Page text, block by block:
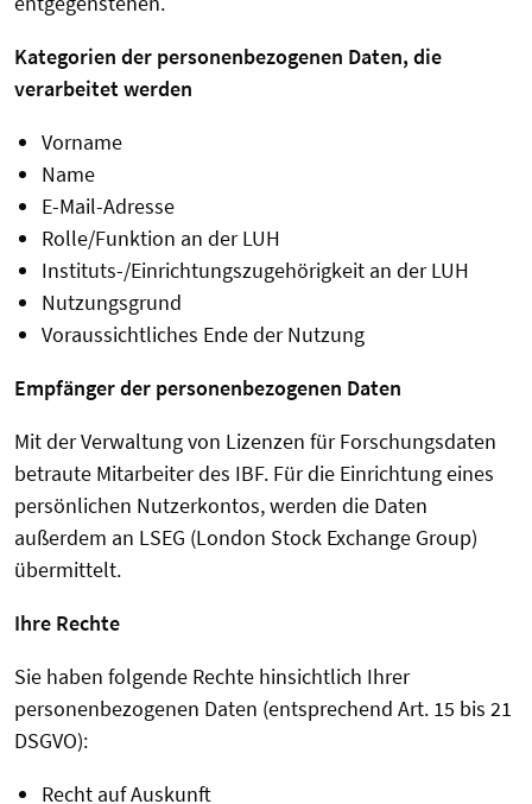
Kategorien der personenbezogenen Daten, die
verarbeitet werden
Vorname
Name
E-Mail-Adresse
Rolle/Funktion an der LUH
Instituts-/Einrichtungszugehörigkeit an der LUH
Nutzungsgrund
Voraussichtliches Ende der Nutzung
Empfänger der personenbezogenen Daten
Mit der Verwaltung von Lizenzen für Forschungsdaten
betraute Mitarbeiter des IBF. Für die Einrichtung eines
persönlichen Nutzerkontos, werden die Daten
außerdem an LSEG (London Stock Exchange Group)
übermittelt.
Ihre Rechte
Sie haben folgende Rechte hinsichtlich Ihrer
personenbezogenen Daten (entsprechend Art. 15 bis 21
DSGVO):
Recht auf Auskunft